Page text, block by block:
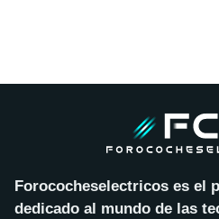
Forococheselectricos es el
dedicado al mundo de las